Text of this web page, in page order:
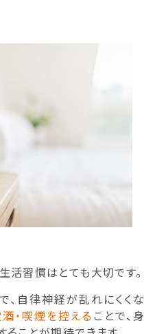
活習慣はとても大切です。
、自律神経が乱れにくくな
・喫煙を控える ことで、身